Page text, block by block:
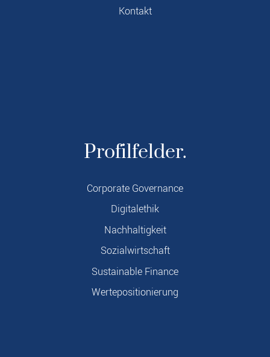
Kontakt
Profilfelder.
Corporate Governance
Digitalethik
Nachhaltigkeit
Sozialwirtschaft
Sustainable Finance
Wertepositionierung